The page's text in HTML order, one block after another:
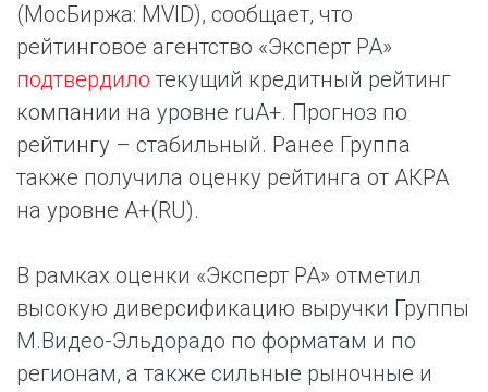
(МосБиржа: MVID), сообщает, что
рейтинговое агентство «Эксперт РА»
подтвердило текущий кредитный рейтинг
компании на уровне ruA+. Прогноз по
рейтингу – стабильный. Ранее Группа
также получила оценку рейтинга от АКРА
на уровне A+(RU).
В рамках оценки «Эксперт РА» отметил
высокую диверсификацию выручки Группы
М.Видео-Эльдорадо по форматам и по
регионам, а также сильные рыночные и